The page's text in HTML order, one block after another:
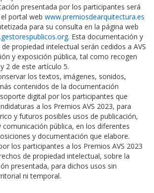
presentada por los participantes será
portal web www.premiosdearquitectura.es
para su consulta en la página web
. Esta documentación y
propiedad intelectual serán cedidos a AVS
y exposición pública, tal como recogen
2 de este artículo 5.
los textos, imágenes, sonidos,
contenidos de la documentación
digital por los participantes que
a los Premios AVS 2023, para
y futuros posibles usos de publicación,
comunicación pública, en los diferentes
y documentación que elabore.
los participantes a los Premios AVS 2023
de propiedad intelectual, sobre la
presentada, para dichos usos sin
ni temporal.